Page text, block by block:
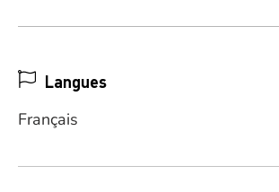
Langues
Français